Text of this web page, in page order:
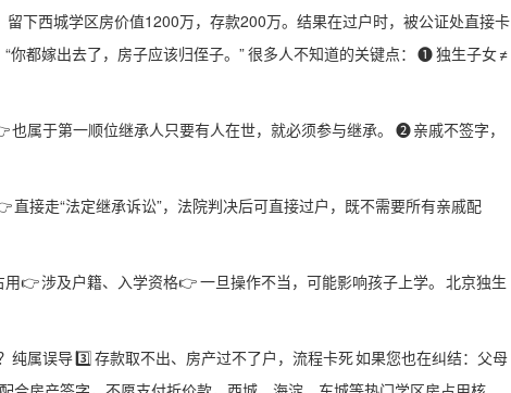
下西城学区房价值1200万，存款200万。结果在过户时，被公证处直接卡
都嫁出去了，房子应该归侄子。” 很多人不知道的关键点： ❶ 独生子女 ≠
属于第一顺位继承人只要有人在世，就必须参与继承。 ❷ 亲戚不签字，
接走“法定继承诉讼”，法院判决后可直接过户，既不需要所有亲戚配
👉 涉及户籍、入学资格👉 一旦操作不当，可能影响孩子上学。 北京独生
纯属误导 3️⃣ 存款取不出、房产过不了户，流程卡死 如果您也在纠结：父母